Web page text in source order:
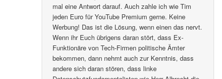
mal eine Antwort darauf. Auch zahle ich wie Tim
jeden Euro für YouTube Premium gerne. Keine
Werbung! Das ist die Lösung, wenn einen das nervt.
Wenn ihr Euch übrigens daran stört, dass Ex-
Funktionäre von Tech-Firmen politische Ämter
bekommen, dann nehmt auch zur Kenntnis, dass
andere sich daran stören, dass linke